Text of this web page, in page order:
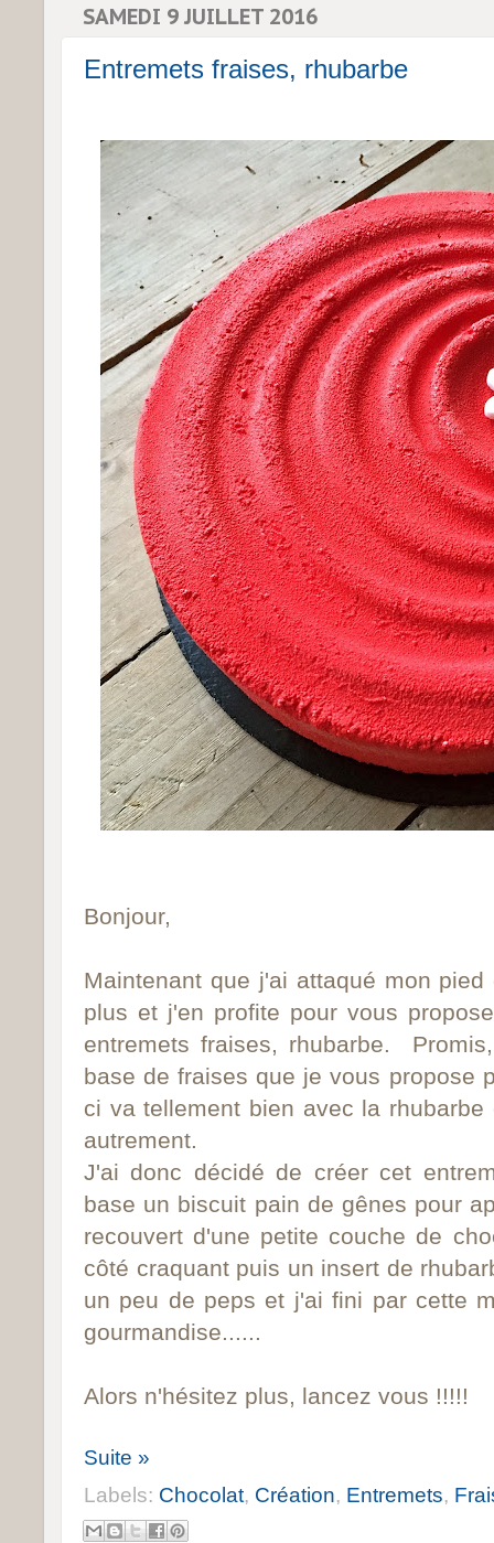
SAMEDI 9 JUILLET 2016
Entremets fraises, rhubarbe
Bonjour,
Maintenant que j'ai attaqué mon
plus et j'en profite pour vous
entremets fraises, rhubarbe.
base de fraises que je vous propose
ci va tellement bien avec la
autrement.
J'ai donc décidé de créer cet
base un biscuit pain de gênes pour
recouvert d'une petite couche de
côté craquant puis un insert de
un peu de peps et j'ai fini par cette
gourmandise......
Alors n'hésitez plus, lancez vous !!!!!
Suite »
Labels: Chocolat, Création, Entremets,